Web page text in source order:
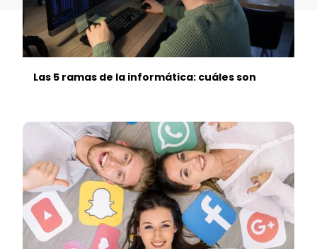
Las 5 ramas de la informática: cuáles son